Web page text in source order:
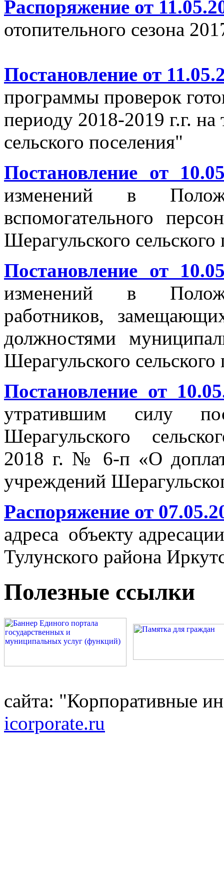
Распоряжение от
отопительного сезона
Постановление от
программы проверок
периоду 2018-2019 г.г.
сельского поселения"
Постановление от
изменений в
вспомогательного
Шерагульского
Постановление от
изменений в
работников,
должностями
Шерагульского
Постановление от
утратившим силу
Шерагульского
2018 г. № 6-п «О
учреждений
Распоряжение от
адреса объекту
Тулунского района
Полезные ссылки
сайта: "Корпоративные
icorporate.ru